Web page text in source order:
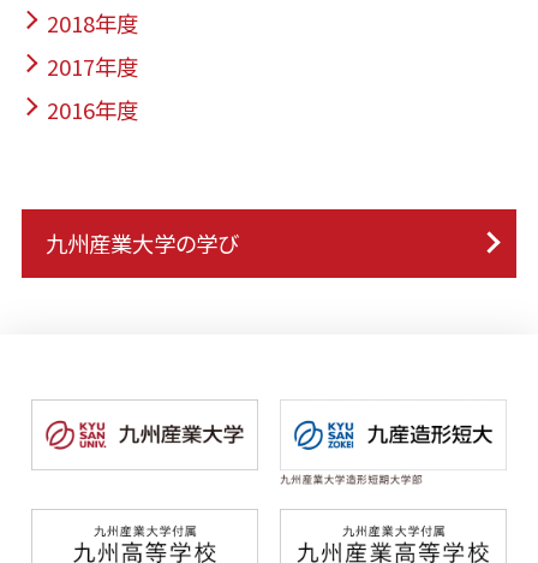
2018年度
2017年度
2016年度
九州産業大学の学び